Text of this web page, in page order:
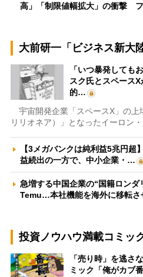
高」「制限値幅拡大」の衝撃
大前研一「ビジネス新大
「いつ暴発しても
スク氏とスペース
的…
宇宙開発企業「スペースX」の上
リリオネア）」となったイーロン
【3メガバンクは純利益5兆円超
益続出の一方で、中小企業・…
急増する中国企業の“国籍ロン
Temu…本社機能を海外に移転
投資ノウハウ満載コミッ
「売り時」を逃さ
ミック「俺がカブ